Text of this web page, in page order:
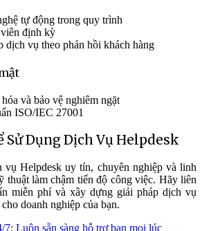
tự động trong quy trình
định kỳ
dịch vụ theo phản hồi khách hàng
và bảo vệ nghiêm ngặt
ISO/IEC 27001
Sử Dụng Dịch Vụ Helpdesk
vụ Helpdesk uy tín, chuyên nghiệp và linh
thuật làm chậm tiến độ công việc. Hãy liên
miễn phí và xây dựng giải pháp dịch vụ
doanh nghiệp của bạn.